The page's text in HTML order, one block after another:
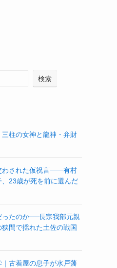
検索
柱の女神と龍神・弁財
わされた仮祝言——有村
23歳が死を前に選んだ
ったのか──長宗我部元親
間で揺れた土佐の戦国
古着屋の息子が水戸藩